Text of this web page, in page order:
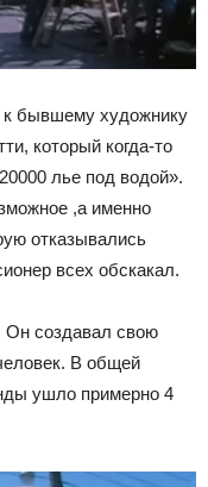
к бывшему художнику
который когда-то
лье под водой».
,а именно
отказывались
всех обскакал.
Он создавал свою
В общей
ушло примерно 4